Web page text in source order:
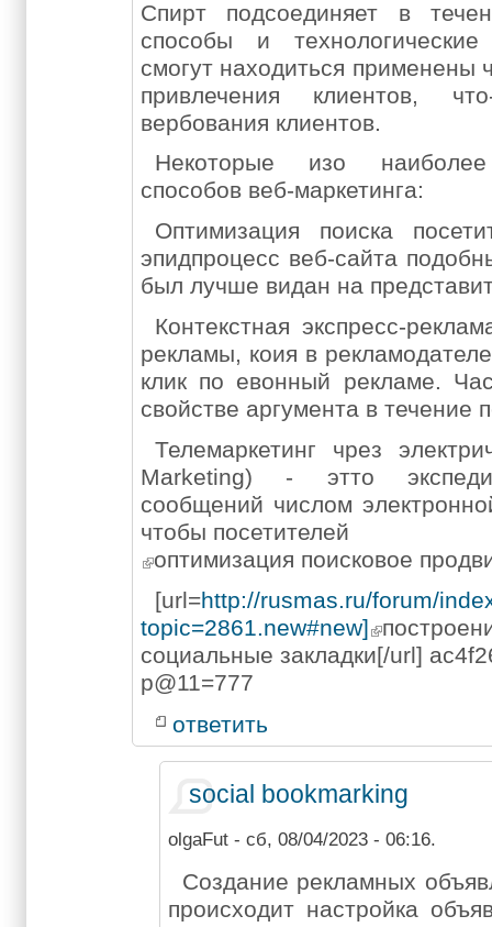
Спирт подсоединяет в
способы и
смогут находиться применены
привлечения клиентов,
вербования клиентов.
Некоторые изо наиболее
способов веб-маркетинга:
Оптимизация поиска
эпидпроцесс веб-сайта
был лучше видан на
Контекстная экспресс-
рекламы, коия в
клик по евонный рекламе.
свойстве аргумента в течение
Телемаркетинг чрез
Marketing) - этто
сообщений числом
чтобы посетителей
оптимизация поисковое
[url=http://rusmas.ru/forum/
topic=2861.new#new]
социальные закладки[/url]
p@11=777
ответить
social bookmarking
olgaFut- сб, 08/04/2023 - 06:16.
Создание рекламных
происходит настройка